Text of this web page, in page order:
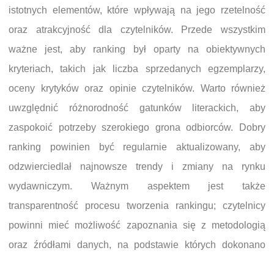
istotnych elementów, które wpływają na jego rzetelność
oraz atrakcyjność dla czytelników. Przede wszystkim
ważne jest, aby ranking był oparty na obiektywnych
kryteriach, takich jak liczba sprzedanych egzemplarzy,
oceny krytyków oraz opinie czytelników. Warto również
uwzględnić różnorodność gatunków literackich, aby
zaspokoić potrzeby szerokiego grona odbiorców. Dobry
ranking powinien być regularnie aktualizowany, aby
odzwierciedlał najnowsze trendy i zmiany na rynku
wydawniczym. Ważnym aspektem jest także
transparentność procesu tworzenia rankingu; czytelnicy
powinni mieć możliwość zapoznania się z metodologią
oraz źródłami danych, na podstawie których dokonano